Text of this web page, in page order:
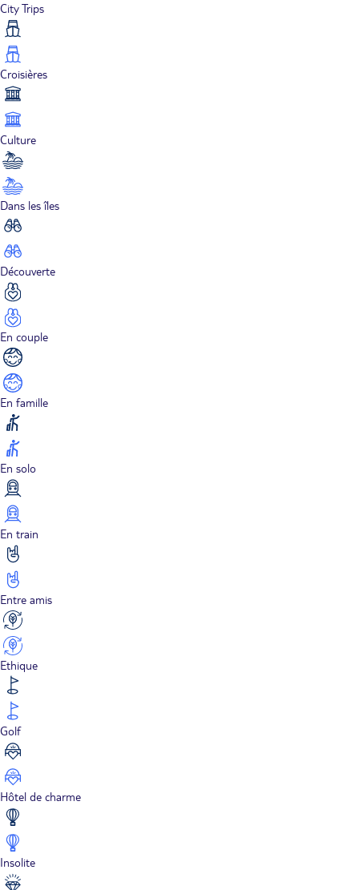
City Trips
Croisières
Culture
Dans les îles
Découverte
En couple
En famille
En solo
En train
Entre amis
Ethique
Golf
Hôtel de charme
Insolite